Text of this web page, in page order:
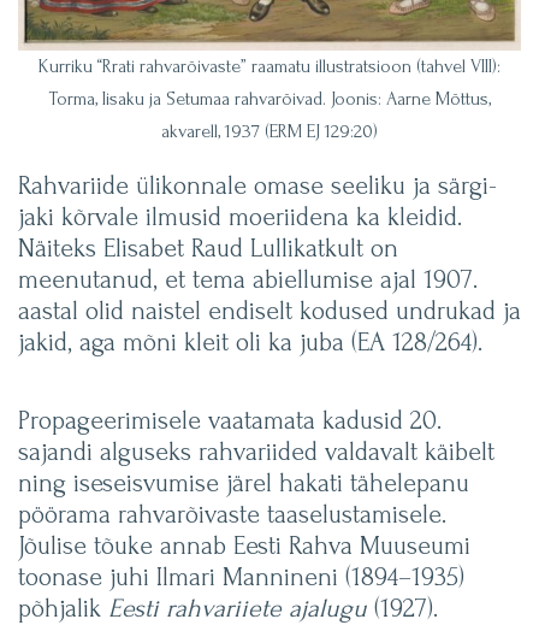
Kurriku “Rrati rahvarõivaste” raamatu illustratsioon (tahvel VIII):
Torma, Iisaku ja Setumaa rahvarõivad. Joonis: Aarne Mõttus,
akvarell, 1937 (ERM EJ 129:20)
Rahvariide ülikonnale omase seeliku ja särgi-
jaki kõrvale ilmusid moeriidena ka kleidid.
Näiteks Elisabet Raud Lullikatkult on
meenutanud, et tema abiellumise ajal 1907.
aastal olid naistel endiselt kodused undrukad ja
jakid, aga mõni kleit oli ka juba (EA 128/264).
Propageerimisele vaatamata kadusid 20.
sajandi alguseks rahvariided valdavalt käibelt
ning iseseisvumise järel hakati tähelepanu
pöörama rahvarõivaste taaselustamisele.
Jõulise tõuke annab Eesti Rahva Muuseumi
toonase juhi Ilmari Mannineni (1894–1935)
põhjalik Eesti rahvariiete ajalugu (1927).